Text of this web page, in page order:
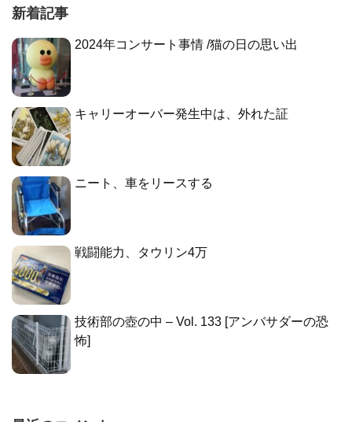
新着記事
2024年コンサート事情 /猫の日の思い出
キャリーオーバー発生中は、外れた証
ニート、車をリースする
戦闘能力、タウリン4万
技術部の壺の中 – Vol. 133 [アンバサダーの恐
怖]